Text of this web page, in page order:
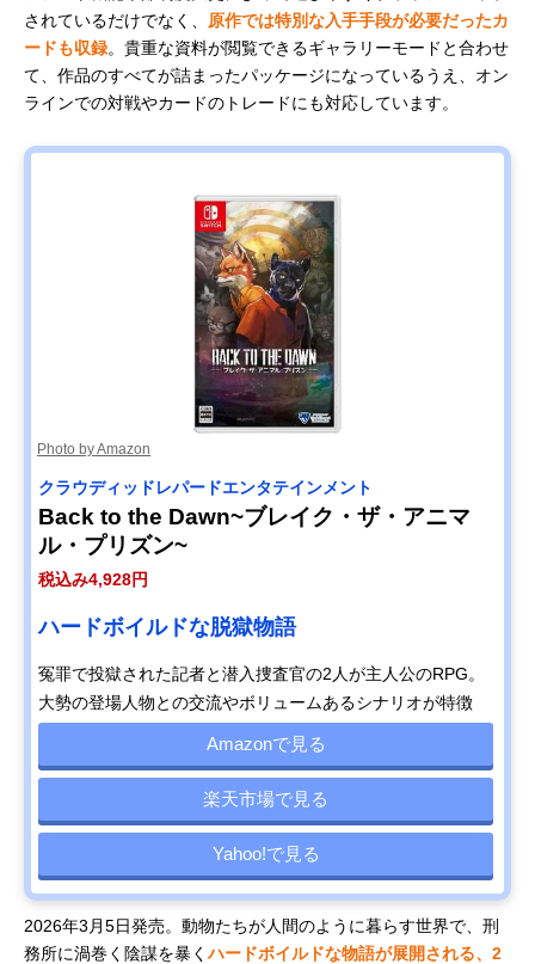
されているだけでなく、 原作では特別な入手手段が必要だったカ
ードも収録。貴重な資料が閲覧できるギャラリーモードと合わせ
て、作品のすべてが詰まったパッケージになっているうえ、オン
ラインでの対戦やカードのトレードにも対応しています。
Photo by Amazon
クラウディッドレパードエンタテインメント
Back to the Dawn~ブレイク・ザ・アニマ
ル・プリズン~
税込み4,928円
ハードボイルドな脱獄物語
冤罪で投獄された記者と潜入捜査官の2人が主人公のRPG。
大勢の登場人物との交流やボリュームあるシナリオが特徴
Amazonで見る
楽天市場で見る
Yahoo!で見る
2026年3月5日発売。動物たちが人間のように暮らす世界で、刑
務所に渦巻く陰謀を暴くハードボイルドな物語が展開される、2